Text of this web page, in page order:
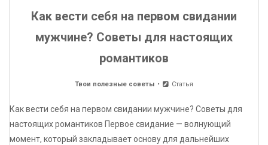
Как вести себя на первом свидании
мужчине? Советы для настоящих
романтиков
Твои полезные советы Статья
Как вести себя на первом свидании мужчине? Советы для
настоящих романтиков Первое свидание — волнующий
момент, который закладывает основу для дальнейших